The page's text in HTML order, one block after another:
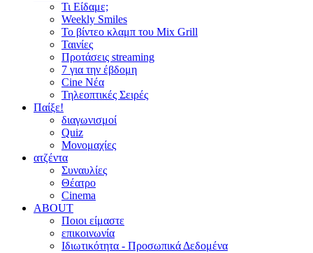
Τι Είδαμε;
Weekly Smiles
Το βίντεο κλαμπ του Mix Grill
Ταινίες
Προτάσεις streaming
7 για την έβδομη
Cine Νέα
Τηλεοπτικές Σειρές
Παίξε!
διαγωνισμοί
Quiz
Μονομαχίες
ατζέντα
Συναυλίες
Θέατρο
Cinema
ABOUT
Ποιοι είμαστε
επικοινωνία
Ιδιωτικότητα - Προσωπικά Δεδομένα